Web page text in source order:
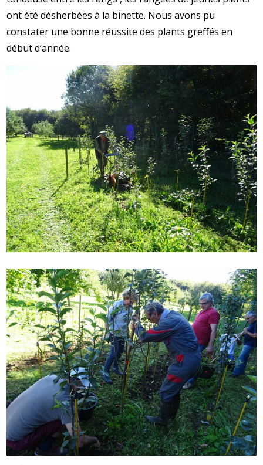
ont été désherbées à la binette. Nous avons pu
constater une bonne réussite des plants greffés en
début d’année.